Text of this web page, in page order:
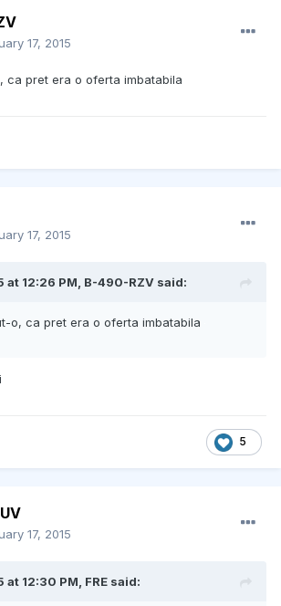
17, 2015
ca pret era o oferta imbatabila
17, 2015
at 12:26 PM, B-490-RZV said:
o, ca pret era o oferta imbatabila
5
17, 2015
at 12:30 PM, FRE said: